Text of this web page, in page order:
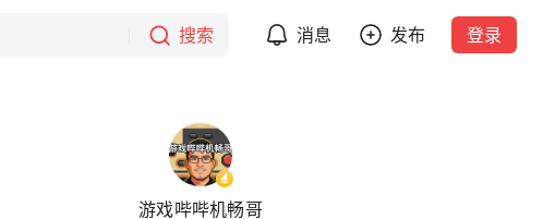
搜索 消息 发布 登录
游戏哔哔机畅哥